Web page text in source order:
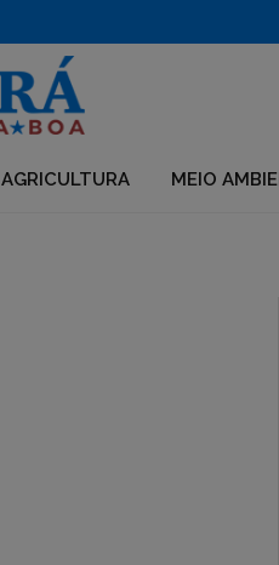
AGRICULTURA MEIO